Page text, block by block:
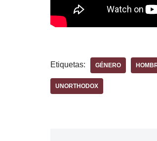
Etiquetas: GÉNERO
UNORTHODOX